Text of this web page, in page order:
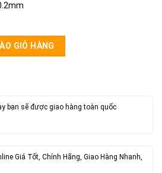
Remax TWS-41 số lượng
GIỎ HÀNG
bạn sẽ được giao hàng toàn quốc
Giá Tốt, Chính Hãng, Giao Hàng Nhanh,